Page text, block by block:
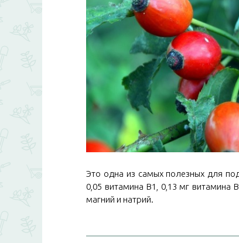
Это одна из самых полезных для
0,05 витамина В1, 0,13 мг витамина
магний и натрий.